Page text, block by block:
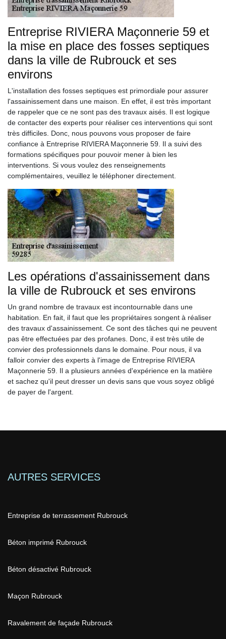
Entreprise RIVIERA Maçonnerie 59 et
la mise en place des fosses septiques
dans la ville de Rubrouck et ses
environs
L'installation des fosses septiques est primordiale pour assurer
l'assainissement dans une maison. En effet, il est très important
de rappeler que ce ne sont pas des travaux aisés. Il est logique
de contacter des experts pour réaliser ces interventions qui sont
très difficiles. Donc, nous pouvons vous proposer de faire
confiance à Entreprise RIVIERA Maçonnerie 59. Il a suivi des
formations spécifiques pour pouvoir mener à bien les
interventions. Si vous voulez des renseignements
complémentaires, veuillez le téléphoner directement.
Les opérations d'assainissement dans
la ville de Rubrouck et ses environs
Un grand nombre de travaux est incontournable dans une
habitation. En fait, il faut que les propriétaires songent à réaliser
des travaux d'assainissement. Ce sont des tâches qui ne peuvent
pas être effectuées par des profanes. Donc, il est très utile de
convier des professionnels dans le domaine. Pour nous, il va
falloir convier des experts à l'image de Entreprise RIVIERA
Maçonnerie 59. Il a plusieurs années d'expérience en la matière
et sachez qu'il peut dresser un devis sans que vous soyez obligé
de payer de l'argent.
AUTRES SERVICES
Entreprise de terrassement Rubrouck
Béton imprimé Rubrouck
Béton désactivé Rubrouck
Maçon Rubrouck
Ravalement de façade Rubrouck